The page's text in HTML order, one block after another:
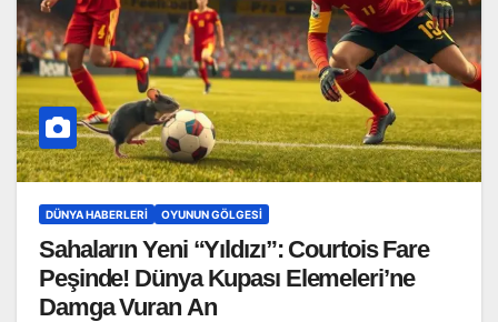
DÜNYA HABERLERI OYUNUN GÖLGESI
Sahaların Yeni “Yıldızı”: Courtois Fare
Peşinde! Dünya Kupası Elemeleri’ne
Damga Vuran An